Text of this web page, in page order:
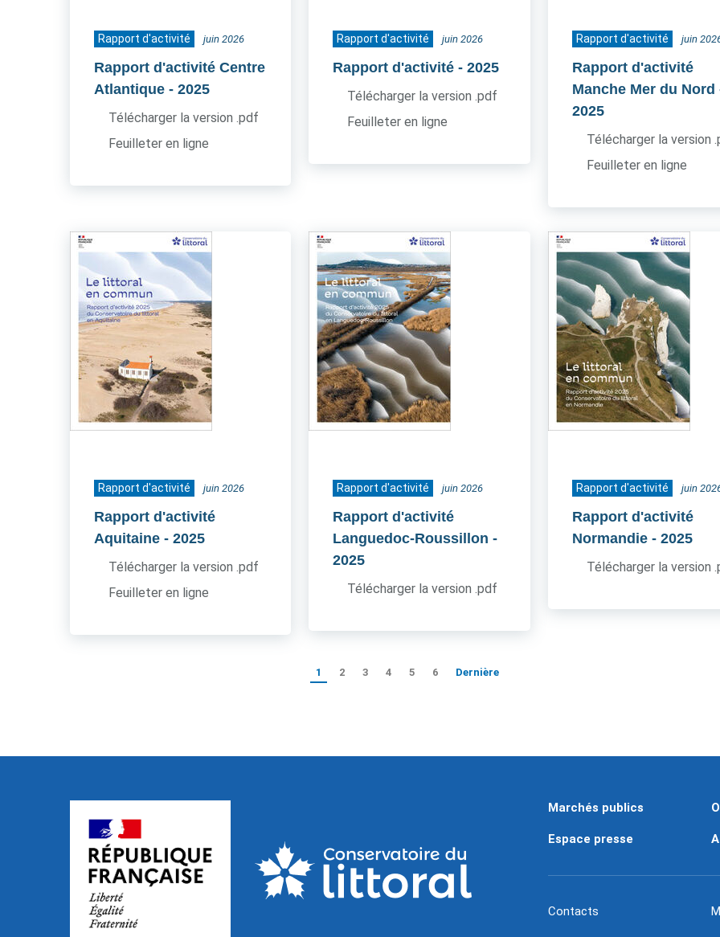
Rapport d'activité juin 2026
Rapport d'activité Centre
Atlantique - 2025
Télécharger la version .pdf
Feuilleter en ligne
Rapport d'activité juin 2026
Rapport d'activité - 2025
Télécharger la version .pdf
Feuilleter en ligne
Rapport d'activité juin
Rapport d'activité
Manche Mer du Nord
2025
Télécharger la version
Feuilleter en ligne
Rapport d'activité juin 2026
Rapport d'activité
Aquitaine - 2025
Télécharger la version .pdf
Feuilleter en ligne
Rapport d'activité juin 2026
Rapport d'activité
Languedoc-Roussillon -
2025
Télécharger la version .pdf
Rapport d'activité juin
Rapport d'activité
Normandie - 2025
Télécharger la version
1 2 3 4 5 6 Dernière
Marchés publics
Espace presse
Contacts